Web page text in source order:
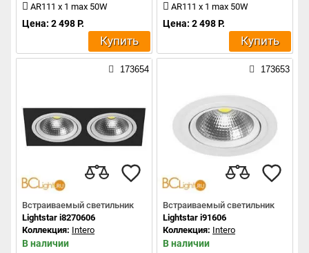
AR111 x 1 max 50W
Цена: 2 498 Р.
Купить
AR111 x 1 max 50W
Цена: 2 498 Р.
Купить
173654
Встраиваемый светильник
Lightstar i8270606
Коллекция: Intero
В наличии
173653
Встраиваемый светильник
Lightstar i91606
Коллекция: Intero
В наличии